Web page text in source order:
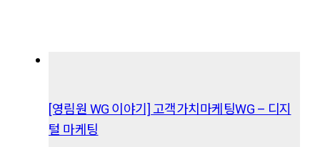
[영림원 WG 이야기] 고객가치마케팅WG – 디지
털 마케팅